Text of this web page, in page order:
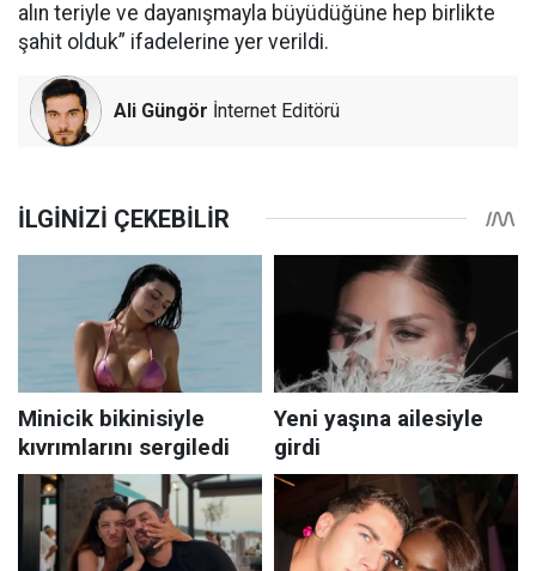
alın teriyle ve dayanışmayla büyüdüğüne hep birlikte
şahit olduk” ifadelerine yer verildi.
Ali Güngör İnternet Editörü